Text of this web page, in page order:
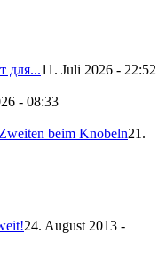
для...11. Juli 2026 - 22:52
- 08:33
beim Knobeln21.
24. August 2013 -